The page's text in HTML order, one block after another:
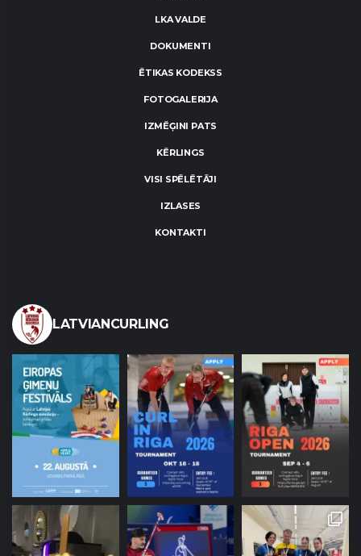
LKA VALDE
DOKUMENTI
ĒTIKAS KODEKSS
FOTOGALERIJA
IZMĒĢINI PATS
KĒRLINGS
VISI SPĒLĒTĀJI
IZLASES
KONTAKTI
LATVIANCURLING